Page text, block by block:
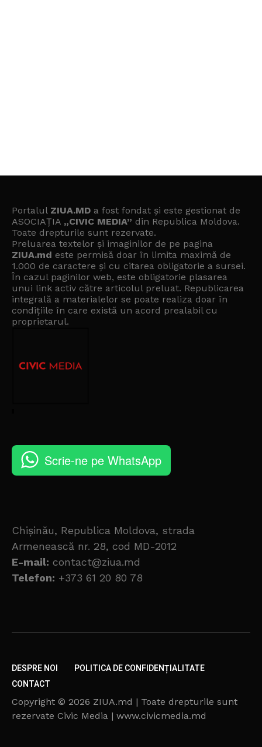
Portalul ZIUA.MD a fost fondat și este gestionat de
ASOCIAȚIA „CIVIC MEDIA” din Republica Moldova.
Toate drepturile sunt rezervate.
Preluarea textelor și imaginilor de pe pagina
ZIUA.md este permisă doar în limita maximă de
1.000 de caractere și cu citarea obligatorie a sursei.
În cazul paginilor web, este obligatorie plasarea
unui link activ către articolul preluat. Republicarea
integrală a materialelor se poate realiza doar în
condițiile în care există un acord prealabil cu
proprietarul.
Scrie-ne pe WhatsApp
Chișinău, Republica Moldova, strada
Armenească nr. 28, cod MD-2012
E-mail: contact@ziua.md
Telefon: +373 61 20 80 78
DESPRE NOI
POLITICA DE CONFIDENȚIALITATE
CONTACT
Copyright © 2026 ZIUA.md | Toate drepturile sunt
rezervate Civic Media | www.civicmedia.md